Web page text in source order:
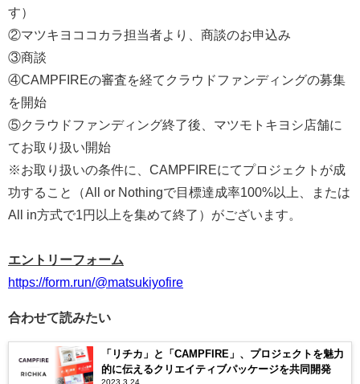
す）
②マツキヨココカラ担当者より、商談のお申込み
③商談
④CAMPFIREの審査を経てクラウドファンディングの募集
を開始
⑤クラウドファンディング終了後、マツモトキヨシ店舗に
てお取り扱い開始
※お取り扱いの条件に、CAMPFIREにてプロジェクトが成
功すること（All or Nothingで目標達成率100%以上、または
All in方式で1円以上を集めて終了）がございます。
エントリーフォーム
https://form.run/@matsukiyofire
合わせて読みたい
「リチカ」と「CAMPFIRE」、プロジェクトを魅力
的に伝えるクリエイティブパッケージを共同開発
2023.3.24